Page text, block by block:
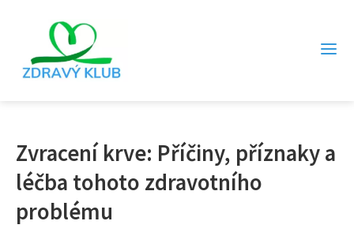
Zvracení krve: Příčiny, příznaky a
léčba tohoto zdravotního
problému